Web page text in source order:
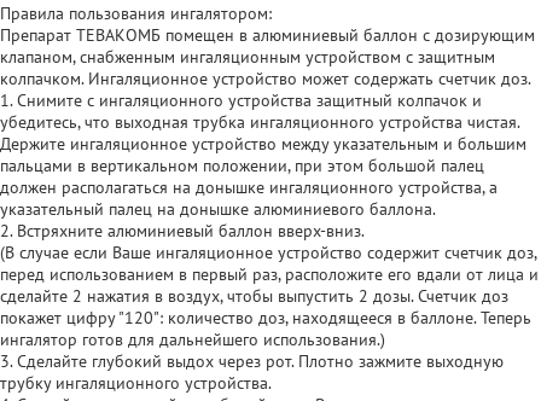
Правила пользования ингалятором:
Препарат ТЕВАКОМБ помещен в алюминиевый баллон с дозирующим
клапаном, снабженным ингаляционным устройством с защитным
колпачком. Ингаляционное устройство может содержать счетчик доз.
1. Снимите с ингаляционного устройства защитный колпачок и
убедитесь, что выходная трубка ингаляционного устройства чистая.
Держите ингаляционное устройство между указательным и большим
пальцами в вертикальном положении, при этом большой палец
должен располагаться на донышке ингаляционного устройства, а
указательный палец на донышке алюминиевого баллона.
2. Встряхните алюминиевый баллон вверх-вниз.
(В случае если Ваше ингаляционное устройство содержит счетчик доз,
перед использованием в первый раз, расположите его вдали от лица и
сделайте 2 нажатия в воздух, чтобы выпустить 2 дозы. Счетчик доз
покажет цифру "120": количество доз, находящееся в баллоне. Теперь
ингалятор готов для дальнейшего использования.)
3. Сделайте глубокий выдох через рот. Плотно зажмите выходную
трубку ингаляционного устройства.